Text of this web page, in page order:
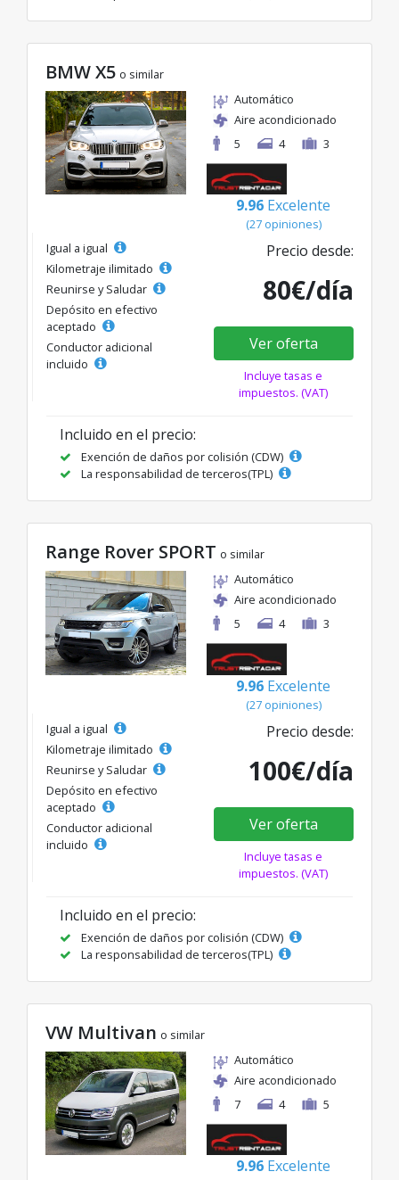
BMW X5 o similar
Automático
Aire acondicionado
5
4 3
9.96 Excelente
(27 opiniones)
Igual a igual
Kilometraje ilimitado
Reunirse y Saludar
Depósito en efectivo
aceptado
Conductor adicional
incluido
Precio desde:
80€/día
Ver oferta
Incluye tasas e
impuestos. (VAT)
Incluido en el precio:
Exención de daños por colisión (CDW)
La responsabilidad de terceros(TPL)
Range Rover SPORT o similar
Automático
Aire acondicionado
5
4 3
9.96 Excelente
(27 opiniones)
Igual a igual
Kilometraje ilimitado
Reunirse y Saludar
Depósito en efectivo
aceptado
Conductor adicional
incluido
Precio desde:
100€/día
Ver oferta
Incluye tasas e
impuestos. (VAT)
Incluido en el precio:
Exención de daños por colisión (CDW)
La responsabilidad de terceros(TPL)
VW Multivan o similar
Automático
Aire acondicionado
7
4 5
9.96 Excelente